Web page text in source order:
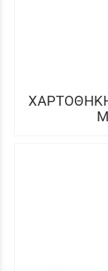
ΧΑΡΤΟΘΗΚΗ